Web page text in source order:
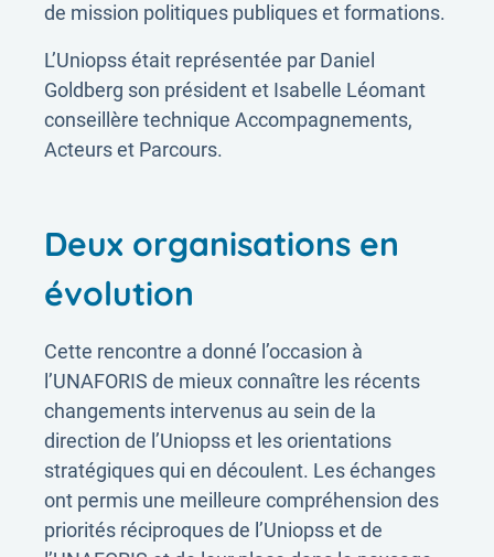
de mission politiques publiques et formations.
L’Uniopss était représentée par Daniel
Goldberg son président et Isabelle Léomant
conseillère technique Accompagnements,
Acteurs et Parcours.
Deux organisations en
évolution
Cette rencontre a donné l’occasion à
l’UNAFORIS de mieux connaître les récents
changements intervenus au sein de la
direction de l’Uniopss et les orientations
stratégiques qui en découlent. Les échanges
ont permis une meilleure compréhension des
priorités réciproques de l’Uniopss et de